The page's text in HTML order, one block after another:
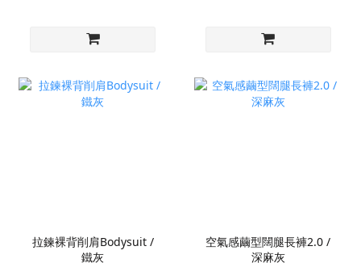
拉鍊裸背削肩Bodysuit /
鐵灰
空氣感繭型闊腿長褲2.0 /
深麻灰